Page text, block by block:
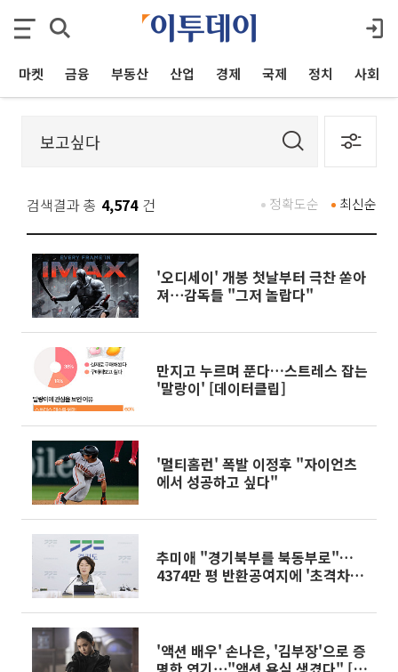
마켓 금융 부동산 산업 경제 국제 정치 사회
검색결과 총 4,574 건 최신순
정확도순
'오디세이' 개봉 첫날부터 극찬 쏟아
져⋯감독들 "그저 놀랍다"
만지고 누르며 푼다…스트레스 잡는
'말랑이' [데이터클립]
'멀티홈런' 폭발 이정후 "자이언츠
에서 성공하고 싶다"
추미애 "경기북부를 북동부로"…
4374만 평 반환공여지에 '초격차'
'액션 배우' 손나은, '김부장'으로 증